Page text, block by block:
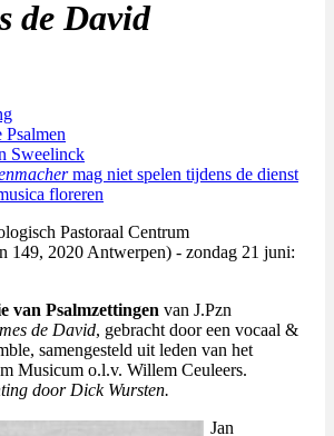
de David
Psalmen
Sweelinck
mag niet spelen tijdens de dienst
floreren
Pastoraal Centrum
149, 2020 Antwerpen) - zondag 21 juni:
van Psalmzettingen van J.Pzn
de David, gebracht door een vocaal &
samengesteld uit leden van het
Musicum o.l.v. Willem Ceuleers.
door Dick Wursten.
Jan